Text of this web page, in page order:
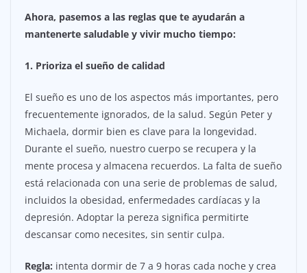
Ahora, pasemos a las reglas que te ayudarán a
mantenerte saludable y vivir mucho tiempo:
1. Prioriza el sueño de calidad
El sueño es uno de los aspectos más importantes, pero
frecuentemente ignorados, de la salud. Según Peter y
Michaela, dormir bien es clave para la longevidad.
Durante el sueño, nuestro cuerpo se recupera y la
mente procesa y almacena recuerdos. La falta de sueño
está relacionada con una serie de problemas de salud,
incluidos la obesidad, enfermedades cardíacas y la
depresión. Adoptar la pereza significa permitirte
descansar como necesites, sin sentir culpa.
Regla: intenta dormir de 7 a 9 horas cada noche y crea